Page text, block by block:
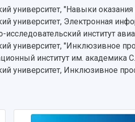
университет, "Навыки
Электронная
институт
университет, "Инклюзивное
институт им. академика
университет, Инклюзивное